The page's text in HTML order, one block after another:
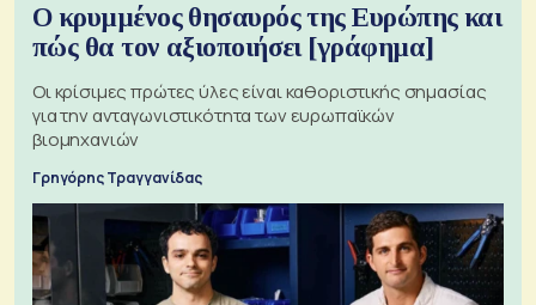
Ο κρυμμένος θησαυρός της Ευρώπης και
πώς θα τον αξιοποιήσει [γράφημα]
Οι κρίσιμες πρώτες ύλες είναι καθοριστικής σημασίας
για την ανταγωνιστικότητα των ευρωπαϊκών
βιομηχανιών
Γρηγόρης Τραγγανίδας